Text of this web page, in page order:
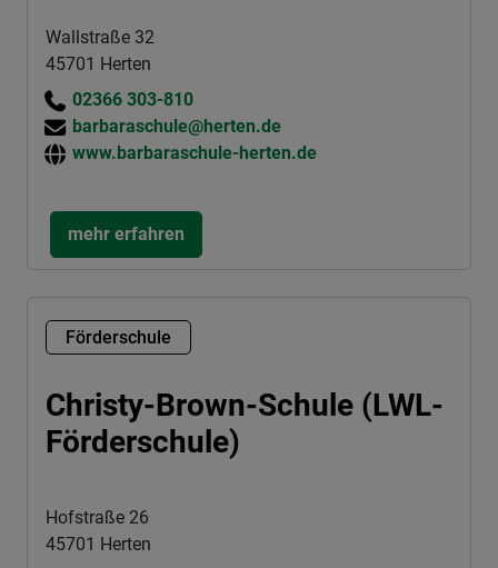
Wallstraße 32
45701 Herten
02366 303-810
barbaraschule@herten.de
www.barbaraschule-herten.de
mehr erfahren
Förderschule
Christy-Brown-Schule (LWL-
Förderschule)
Hofstraße 26
45701 Herten